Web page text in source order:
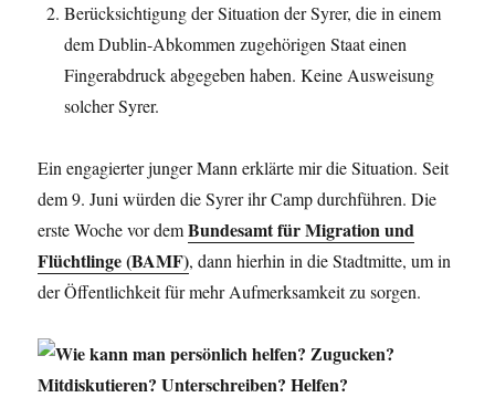
Berücksichtigung der Situation der Syrer, die in einem
dem Dublin-Abkommen zugehörigen Staat einen
Fingerabdruck abgegeben haben. Keine Ausweisung
solcher Syrer.
Ein engagierter junger Mann erklärte mir die Situation. Seit
dem 9. Juni würden die Syrer ihr Camp durchführen. Die
erste Woche vor demBundesamt für Migration und
Flüchtlinge (BAMF), dann hierhin in die Stadtmitte, um in
der Öffentlichkeit für mehr Aufmerksamkeit zu sorgen.